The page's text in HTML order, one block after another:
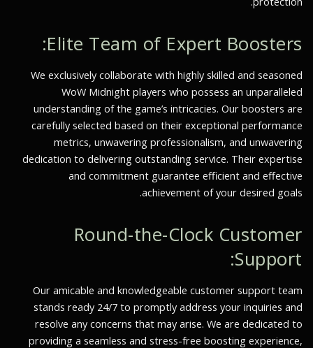
Elite Team of Expert Boosters:
We exclusively collaborate with highly skilled and seasoned
WoW Midnight players who possess an unparalleled
understanding of the game’s intricacies. Our boosters are
carefully selected based on their exceptional performance
metrics, unwavering professionalism, and unwavering
dedication to delivering outstanding service. Their expertise
and commitment guarantee efficient and effective
achievement of your desired goals.
Round-the-Clock Customer
Support:
Our amicable and knowledgeable customer support team
stands ready 24/7 to promptly address your inquiries and
resolve any concerns that may arise. We are dedicated to
providing a seamless and stress-free boosting experience,